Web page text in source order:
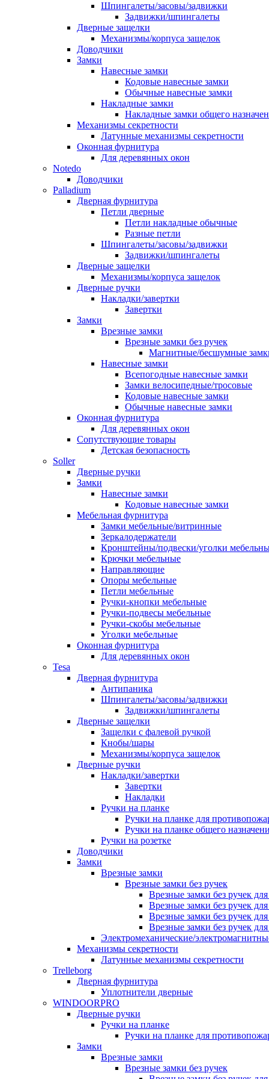
Шпингалеты/засовы/задвижки
Задвижки/шпингалеты
Дверные защелки
Механизмы/корпуса защелок
Доводчики
Замки
Навесные замки
Кодовые навесные замки
Обычные навесные замки
Накладные замки
Накладные замки общего
Механизмы секретности
Латунные механизмы секретности
Оконная фурнитура
Для деревянных окон
Notedo
Доводчики
Palladium
Дверная фурнитура
Петли дверные
Петли накладные обычные
Разные петли
Шпингалеты/засовы/задвижки
Задвижки/шпингалеты
Дверные защелки
Механизмы/корпуса защелок
Дверные ручки
Накладки/завертки
Завертки
Замки
Врезные замки
Врезные замки без ручек
Магнитные/бесшумные
Навесные замки
Всепогодные навесные замки
Замки велосипедные/тросовые
Кодовые навесные замки
Обычные навесные замки
Оконная фурнитура
Для деревянных окон
Сопутствующие товары
Детская безопасность
Soller
Дверные ручки
Замки
Навесные замки
Кодовые навесные замки
Мебельная фурнитура
Замки мебельные/витринные
Зеркалодержатели
Кронштейны/подвески/уголки
Крючки мебельные
Направляющие
Опоры мебельные
Петли мебельные
Ручки-кнопки мебельные
Ручки-подвесы мебельные
Ручки-скобы мебельные
Уголки мебельные
Оконная фурнитура
Для деревянных окон
Tesa
Дверная фурнитура
Антипаника
Шпингалеты/засовы/задвижки
Задвижки/шпингалеты
Дверные защелки
Защелки с фалевой ручкой
Кнобы/шары
Механизмы/корпуса защелок
Дверные ручки
Накладки/завертки
Завертки
Накладки
Ручки на планке
Ручки на планке для
Ручки на планке общего
Ручки на розетке
Доводчики
Замки
Врезные замки
Врезные замки без ручек
Врезные замки без ручек
Врезные замки без ручек
Врезные замки без ручек
Врезные замки без ручек
Электромеханические/
Механизмы секретности
Латунные механизмы секретности
Trelleborg
Дверная фурнитура
Уплотнители дверные
WINDOORPRO
Дверные ручки
Ручки на планке
Ручки на планке для
Замки
Врезные замки
Врезные замки без ручек